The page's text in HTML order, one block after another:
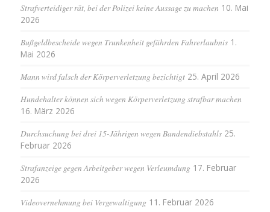
Strafverteidiger rät, bei der Polizei keine Aussage zu machen 10. Mai
2026
Bußgeldbescheide wegen Trunkenheit gefährden Fahrerlaubnis 1.
Mai 2026
Mann wird falsch der Körperverletzung bezichtigt 25. April 2026
Hundehalter können sich wegen Körperverletzung strafbar machen
16. März 2026
Durchsuchung bei drei 15-Jährigen wegen Bandendiebstahls 25.
Februar 2026
Strafanzeige gegen Arbeitgeber wegen Verleumdung 17. Februar
2026
Videovernehmung bei Vergewaltigung 11. Februar 2026